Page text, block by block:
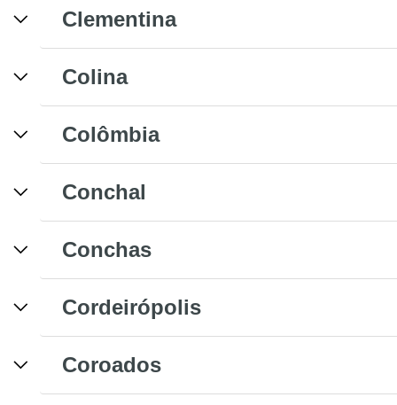
Clementina
Colina
Colômbia
Conchal
Conchas
Cordeirópolis
Coroados